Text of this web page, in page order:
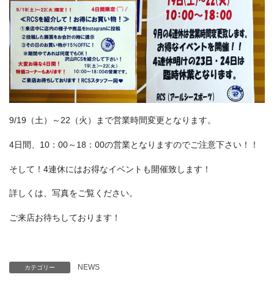
9/19（土）～22（火）まで営業時間変更となります。
4日間、10：00～18：00の営業となりますのでご注意下さい！！
そして！4連休にはお得なイベントも開催致します！
詳しくは、写真をご覧ください。
ご来店お待ちしております！
カテゴリー NEWS